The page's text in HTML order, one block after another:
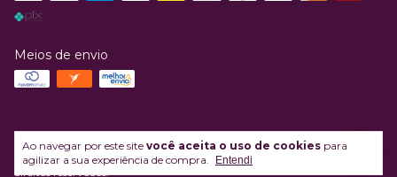
Ao navegar por este site você aceita o uso de cookies para
agilizar a sua experiência de compra.
Entendi
Meios de envio
Copyright Enaltecer Comercio Ltda - 43089427000110 - 2026. Todos os
direitos reservados.